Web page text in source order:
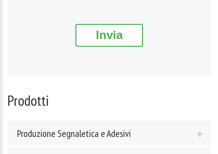
Invia
Prodotti
Produzione Segnaletica e Adesivi